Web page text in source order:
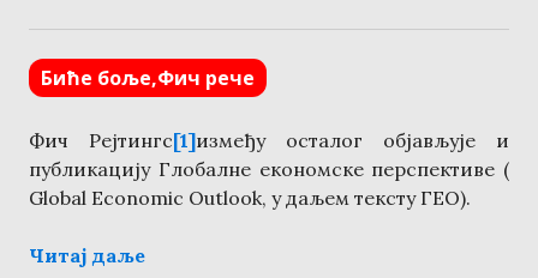
Биће боље,Фич рече
Фич Рејтингс[1]између осталог објављује и
публикацију Глобалне економске перспективе (
Global Economic Outlook, у даљем тексту ГЕО).
Читај даље